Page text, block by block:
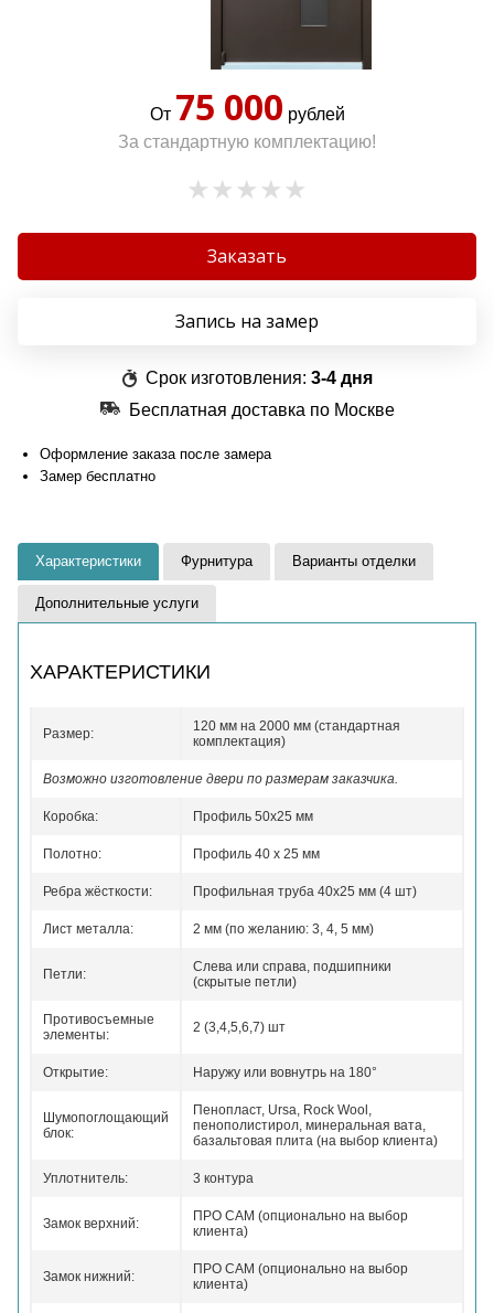
От 75 000 рублей
За стандартную комплектацию!
Заказать
Запись на замер
Срок изготовления: 3-4 дня
Бесплатная доставка по Москве
Оформление заказа после замера
Замер бесплатно
Характеристики Фурнитура Варианты отделки
Дополнительные услуги
ХАРАКТЕРИСТИКИ
Размер:
120 мм на 2000 мм (стандартная
комплектация)
Возможно изготовление двери по размерам заказчика.
Коробка: Профиль 50x25 мм
Полотно: Профиль 40 x 25 мм
Ребра жёсткости: Профильная труба 40х25 мм (4 шт)
Лист металла: 2 мм (по желанию: 3, 4, 5 мм)
Петли:
Слева или справа, подшипники
(скрытые петли)
Противосъемные
элементы:
2 (3,4,5,6,7) шт
Открытие: Наружу или вовнутрь на 180°
Шумопоглощающий
блок:
Пенопласт, Ursa, Rock Wool,
пенополистирол, минеральная вата,
базальтовая плита (на выбор клиента)
Уплотнитель: 3 контура
Замок верхний:
ПРО САМ (опционально на выбор
клиента)
Замок нижний:
ПРО САМ (опционально на выбор
клиента)